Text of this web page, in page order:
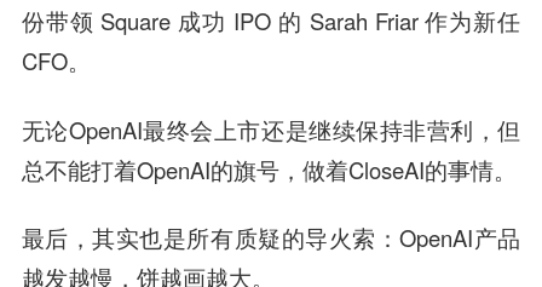
份带领 Square 成功 IPO 的 Sarah Friar 作为新任
CFO。
无论OpenAI最终会上市还是继续保持非营利，但
总不能打着OpenAI的旗号，做着CloseAI的事情。
最后，其实也是所有质疑的导火索：OpenAI产品
越发越慢，饼越画越大。